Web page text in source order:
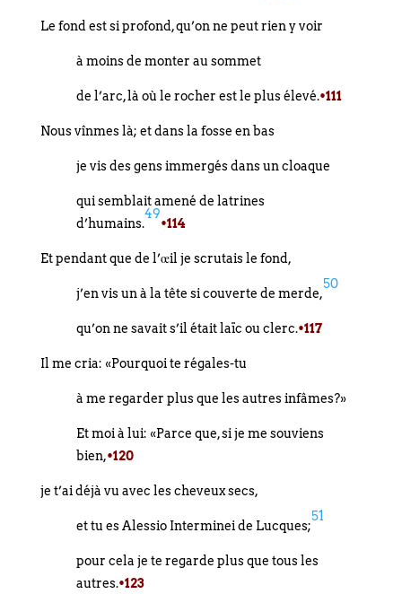
Le fond est si profond, qu’on ne peut rien y voir
à moins de monter au sommet
de l’arc, là où le rocher est le plus élevé.•111
Nous vînmes là; et dans la fosse en bas
je vis des gens immergés dans un cloaque
qui semblait amené de latrines
d’humains.
49
•114
Et pendant que de l’œil je scrutais le fond,
j’en vis un à la tête si couverte de merde,
50
qu’on ne savait s’il était laïc ou clerc.•117
Il me cria: «Pourquoi te régales-tu
à me regarder plus que les autres infâmes?»
Et moi à lui: «Parce que, si je me souviens
bien,•120
je t’ai déjà vu avec les cheveux secs,
et tu es Alessio Interminei de Lucques;
51
pour cela je te regarde plus que tous les
autres.•123